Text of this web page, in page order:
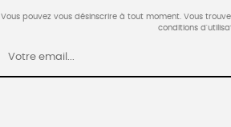
Vous pouvez vous désinscrire à tout moment. Vous
conditions